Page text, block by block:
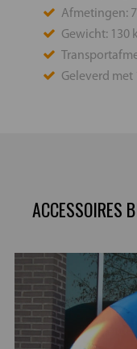
Afmetingen:
Gewicht: 130
Geleverd
ACCESSOIRES